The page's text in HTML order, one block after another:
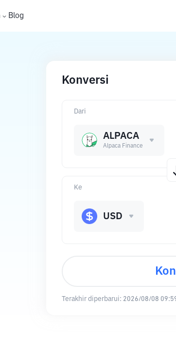
Blog
Konversi
Dari
ALPACA
Alpaca Finance
Ke
USD
Terakhir diperbarui: 2026/08/08